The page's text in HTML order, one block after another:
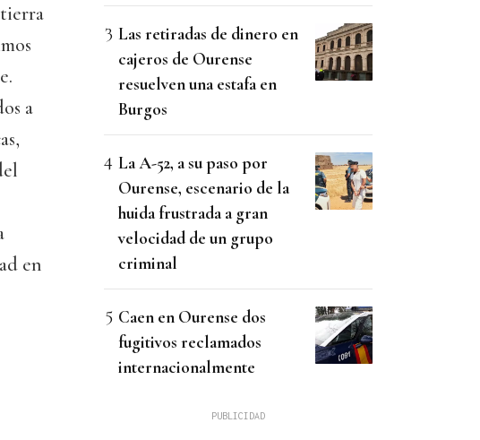
a
en
Las retiradas de dinero en
cajeros de Ourense
resuelven una estafa en
Burgos
La A-52, a su paso por
Ourense, escenario de la
huida frustrada a gran
velocidad de un grupo
criminal
Caen en Ourense dos
fugitivos reclamados
internacionalmente